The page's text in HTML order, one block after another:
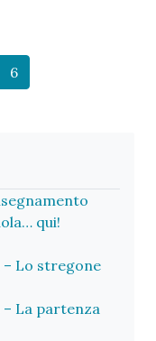
Current Page
6
qui!
– Lo stregone
La partenza